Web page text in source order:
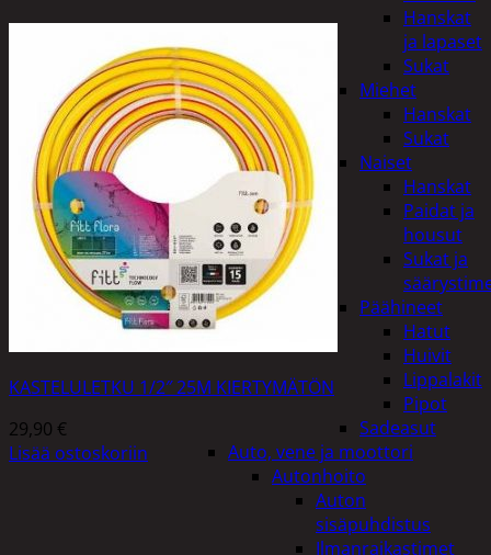
Hanskat
ja lapaset
Sukat
Miehet
Hanskat
Sukat
Naiset
Hanskat
Paidat ja
housut
Sukat ja
Päähineet
Hatut
Huivit
Lippalakit
Pipot
Sadeasut
Auto, vene ja moottori
Autonhoito
Auton
sisäpuhdistus
Ilmanraikastimet
KASTELULETKU 1/2″ 25M KIERTYMÄTÖN
29,90 €
Lisää ostoskoriin